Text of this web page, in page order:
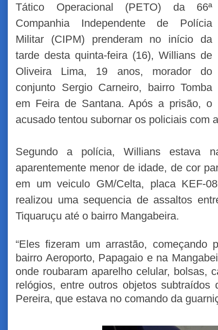
Tático Operacional (PETO) da 66ª
Companhia Independente de Polícia
Militar (CIPM) prenderam no início da
tarde desta quinta-feira (16), Willians de
Oliveira Lima, 19 anos, morador do
conjunto Sergio Carneiro, bairro Tomba
em Feira de Santana. Após a prisão, o
acusado tentou subornar os policiais com
Segundo a polícia, Willians estava
aparentemente menor de idade, de cor
em um veiculo GM/Celta, placa KEF-
realizou uma sequencia de assaltos
Tiquaruçu até o bairro Mangabeira.
“Eles fizeram um arrastão, começando
bairro Aeroporto, Papagaio e na
onde roubaram aparelho celular, bolsas,
relógios, entre outros objetos subtraídos
Pereira, que estava no comando da